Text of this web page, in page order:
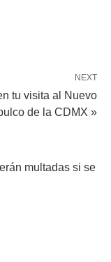
NEXT
tu visita al Nuevo
de la CDMX »
multadas si se